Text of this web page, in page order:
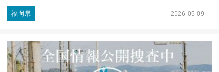
福岡県 2026-05-09